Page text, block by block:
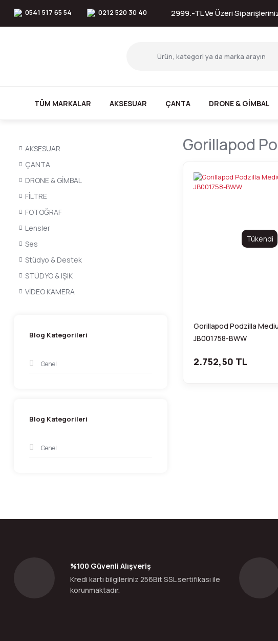
0541 517 65 54 0212 520 30 40 2999.-TL Ve Üzeri
TÜM MARKALAR AKSESUAR ÇANTA DRONE & GİMBAL
AKSESUAR
ÇANTA
DRONE & GİMBAL
FİLTRE
FOTOĞRAF
Lensler
Ses
Stüdyo & Destek
STÜDYO & IŞIK
VİDEO KAMERA
Blog Kategorileri
Genel
Blog Kategorileri
Genel
Gorillapod
Tükendi
Gorillapod Podzilla
JB001758-BWW
2.752,50 TL
%100 Güvenli Alışveriş
Kredi kartı bilgileriniz 256Bit SSL sertifikası ile
korunmaktadır.